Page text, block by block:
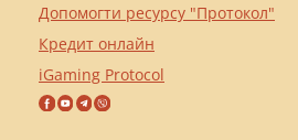
Допомогти ресурсу "Протокол"
Кредит онлайн
iGaming Protocol